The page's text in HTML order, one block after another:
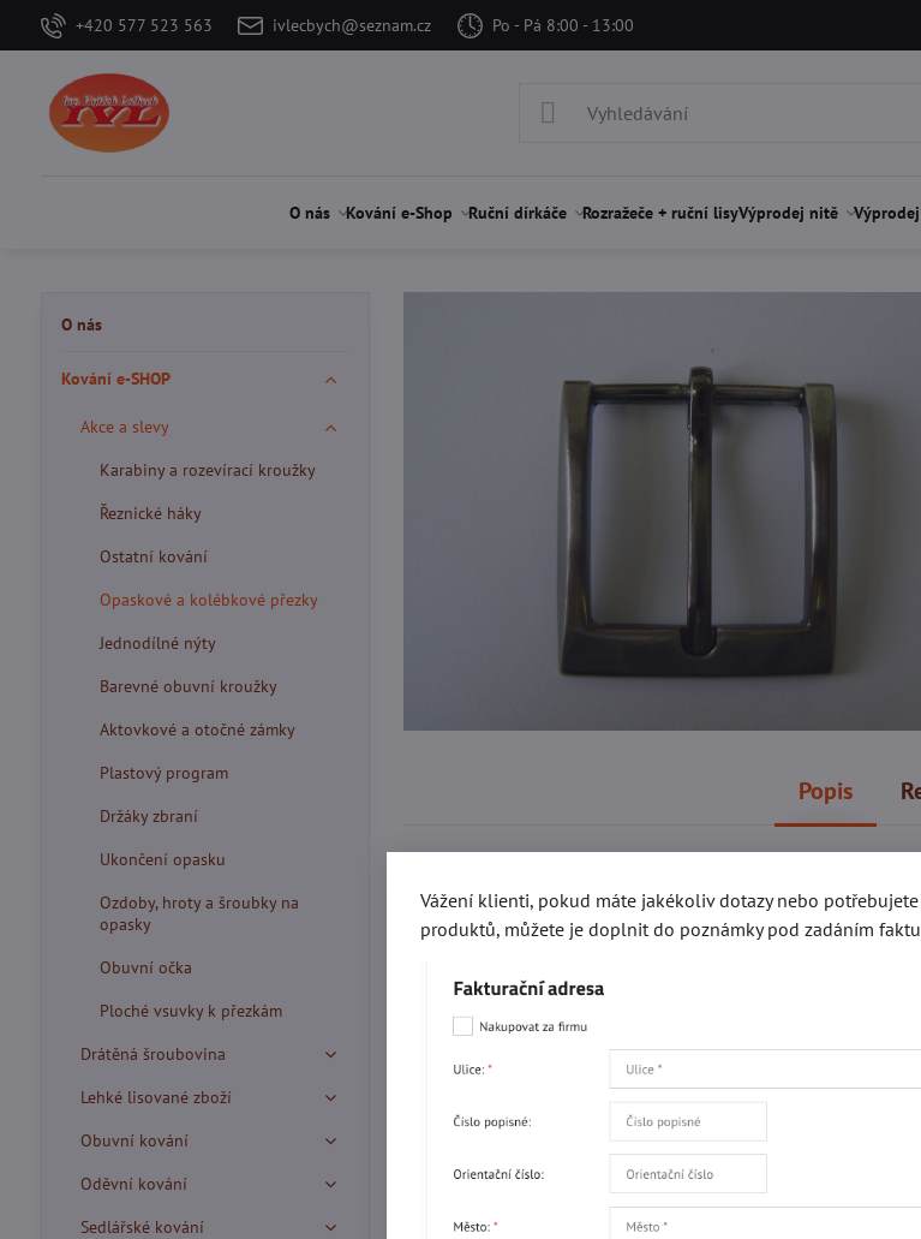
+420 577 523 563 ivlecbych@seznam.cz Po - Pá 8:00 - 13:00
O nás Kování e-Shop Ruční dírkáče Rozražeče + ruční lisyVýprodej nitě
Popis
Více z kategorie Kování e-SHOP Akce a slevy
O nás
Kování e-SHOP
Akce a slevy
Karabiny a rozevírací kroužky
Řeznické háky
Ostatní kování
Opaskové a kolébkové přezky
Jednodílné nýty
Barevné obuvní kroužky
Aktovkové a otočné zámky
Plastový program
Držáky zbraní
Ukončení opasku
Ozdoby, hroty a šroubky na
opasky
Obuvní očka
Ploché vsuvky k přezkám
Drátěná šroubovina
Lehké lisované zboží
Obuvní kování
Oděvní kování
Sedlářské kování
Vážení klienti, pokud máte jakékoliv dotazy nebo
produktů, můžete je doplnit do poznámky pod zadáním